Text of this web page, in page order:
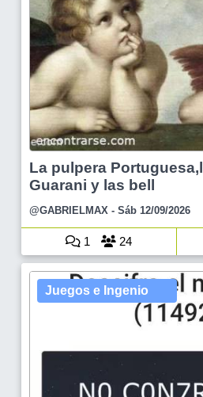
La pulpera
Guarani y las bell
@GABRIELMAX - Sáb 12/09/2026
1 24
Juegos e Ingenio